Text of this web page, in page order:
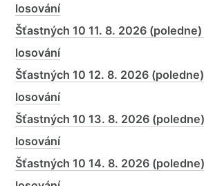
losování
Šťastných 10 11. 8. 2026
losování
Šťastných 10 12. 8. 2026
losování
Šťastných 10 13. 8. 2026
losování
Šťastných 10 14. 8. 2026